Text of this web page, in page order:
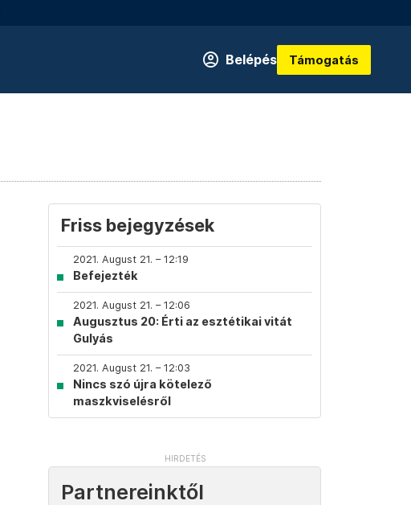
Belépés Támogatás
Friss bejegyzések
2021. August 21. – 12:19
Befejezték
2021. August 21. – 12:06
Augusztus 20: Érti az esztétikai vitát
Gulyás
2021. August 21. – 12:03
Nincs szó újra kötelező
maszkviselésről
Partnereinktől